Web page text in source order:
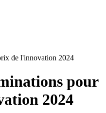
de l'innovation 2024
pour
2024